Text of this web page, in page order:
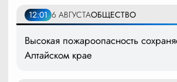
12:01 6 АВГУСТАОБЩЕСТВО
Высокая пожароопасность
Алтайском крае